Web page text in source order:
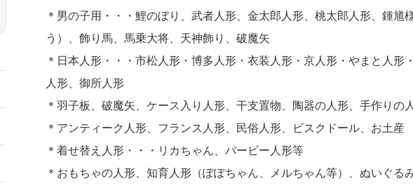
＊男の子用・・・鯉のぼり、武者人形、金太郎人形、桃太郎人形、鍾
う）、飾り馬、馬乗大将、天神飾り、破魔矢
＊日本人形・・・市松人形・博多人形・衣装人形・京人形・やまと人
人形、御所人形
＊羽子板、破魔矢、ケース入り人形、干支置物、陶器の人形、手作りの
＊アンティーク人形、フランス人形、民俗人形、ビスクドール、お土産
＊着せ替え人形・・・リカちゃん、バービー人形等
＊おもちゃの人形、知育人形（ぽぽちゃん、メルちゃん等）、ぬいぐる